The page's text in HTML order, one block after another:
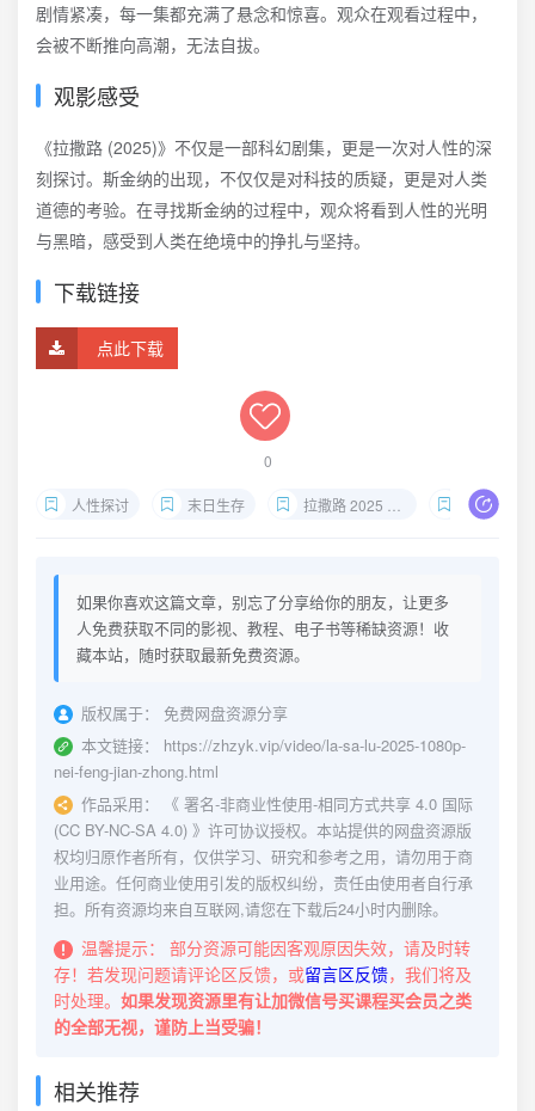
剧情紧凑，每一集都充满了悬念和惊喜。观众在观看过程中，
会被不断推向高潮，无法自拔。
观影感受
《拉撒路 (2025)》不仅是一部科幻剧集，更是一次对人性的深
刻探讨。斯金纳的出现，不仅仅是对科技的质疑，更是对人类
道德的考验。在寻找斯金纳的过程中，观众将看到人性的光明
与黑暗，感受到人类在绝境中的挣扎与坚持。
下载链接
点此下载
0
人性探讨 末日生存 拉撒路 2025 1080P 内封简中 斯金纳
如果你喜欢这篇文章，别忘了分享给你的朋友，让更多
人免费获取不同的影视、教程、电子书等稀缺资源！收
藏本站，随时获取最新免费资源。
版权属于：
免费网盘资源分享
本文链接：
https://zhzyk.vip/video/la-sa-lu-2025-1080p-
nei-feng-jian-zhong.html
作品采用：
《 署名-非商业性使用-相同方式共享 4.0 国际
(CC BY-NC-SA 4.0) 》许可协议授权。本站提供的网盘资源版
权均归原作者所有，仅供学习、研究和参考之用，请勿用于商
业用途。任何商业使用引发的版权纠纷，责任由使用者自行承
担。所有资源均来自互联网,请您在下载后24小时内删除。
温馨提示：
部分资源可能因客观原因失效，请及时转
存！若发现问题请评论区反馈，或留言区反馈，我们将及
时处理。 如果发现资源里有让加微信号买课程买会员之类
的全部无视，谨防上当受骗！
相关推荐